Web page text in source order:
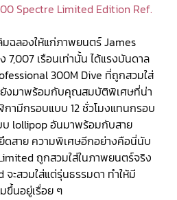
Spectre Limited Edition Ref.
ฉลองให้แก่ภาพยนตร์ James
7,007 เรือนเท่านั้น ได้แรงบันดาล
300M Dive ที่ถูกสวมใส่
งมาพร้อมกับคุณสมบัติพิเศษที่น่า
ามีกรอบแบบ 12 ชั่วโมงแทนกรอบ
lollipop อันมาพร้อมกับสาย
ดสาย ความพิเศษอีกอย่างคือนี่นับ
ถูกสวมใส่ในภาพยนตร์จริง
ะสวมใส่แต่รุ่นธรรมดา ทำให้มี
ขึ้นอยู่เรื่อย ๆ